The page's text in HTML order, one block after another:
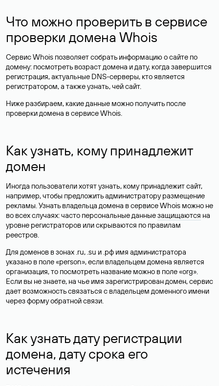
Что можно проверить в сервисе
проверки домена Whois
Сервис Whois позволяет собрать информацию о сайте по
домену: посмотреть возраст домена и дату, когда завершится
регистрация, актуальные DNS-серверы, кто является
регистратором, а также узнать, чей сайт.
Ниже разбираем, какие данные можно получить после
проверки домена в сервисе Whois.
Как узнать, кому принадлежит
домен
Иногда пользователи хотят узнать, кому принадлежит сайт,
например, чтобы предложить администратору размещение
рекламы. Узнать владельца домена в сервисе Whois можно не
во всех случаях: часто персональные данныезащищаются на
уровне регистраторов или скрываются по правилам
реестров.
Для доменов в зонах .ru, .su и .рф имя администратора
указано в поле «person», если владельцем домена является
организация, то посмотреть название можно в поле «org».
Если вы не знаете, на чье имя зарегистрирован домен, сервис
дает возможность связаться с владельцем доменного имени
через форму обратной связи.
Как узнать дату регистрации
домена, дату срока его
истечения